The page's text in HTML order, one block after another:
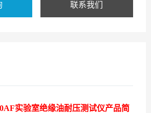
联系我们
实验室绝缘油耐压测试仪产品简